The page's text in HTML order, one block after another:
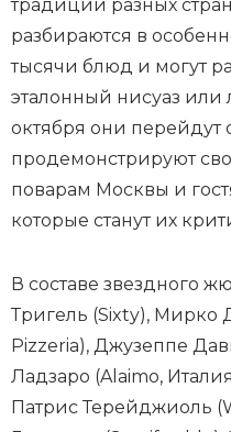
традиции разных
разбираются в
тысячи блюд и могут
эталонный нисуаз или
октября они перейдут
продемонстрируют
поварам Москвы и
которые станут их
В составе звездного
Тригель (Sixty), Мирко
Pizzeria), Джузеппе
Ладзаро (Alaimo,
Патрис Терейджиоль